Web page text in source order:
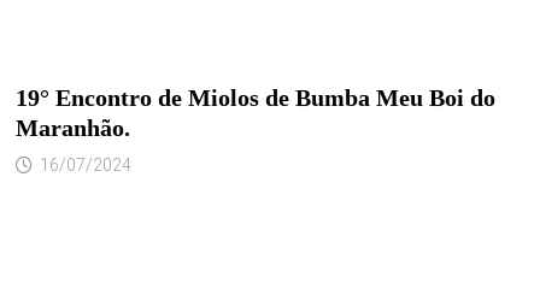
19° Encontro de Miolos de Bumba Meu Boi do
Maranhão.
16/07/2024